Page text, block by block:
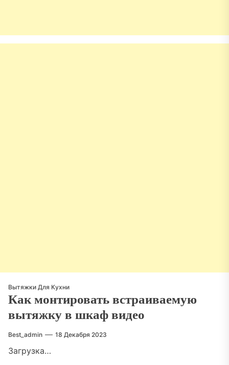
Вытяжки Для Кухни
Как монтировать встраиваемую
вытяжку в шкаф видео
Best_admin 18 Декабря 2023
Загрузка…